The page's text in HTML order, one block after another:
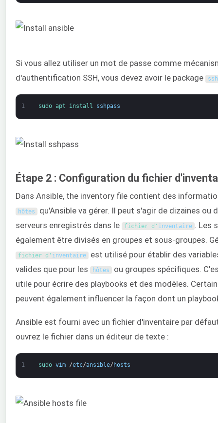
Si vous allez utiliser un mot de passe comme
d'authentification SSH, vous devez avoir le package
1 sudo apt install sshpass
Étape 2 : Configuration du fichier
Dans Ansible, the inventory file contient des
hôtes qu'Ansible va gérer. Il peut s'agir de dizaines ou
serveurs enregistrés dans le
fichier d' inventaire . Les
également être divisés en groupes et sous-groupes.
fichier d' inventaire est utilisé pour établir des
valides que pour les
hôtes ou groupes spécifiques.
utile pour écrire des playbooks et des modèles.
peuvent également influencer la façon dont un
Ansible est fourni avec un fichier d'inventaire par
ouvrez le fichier dans un éditeur de texte :
1 sudo vim /etc/ansible/ hosts